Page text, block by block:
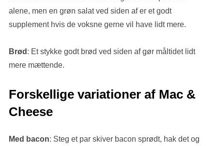
alene, men en grøn salat ved siden af er et godt
supplement hvis de voksne gerne vil have lidt mere.
Brød : Et stykke godt brød ved siden af gør måltidet lidt
mere mættende.
Forskellige variationer af Mac &
Cheese
Med bacon: Steg et par skiver bacon sprødt, hak det og